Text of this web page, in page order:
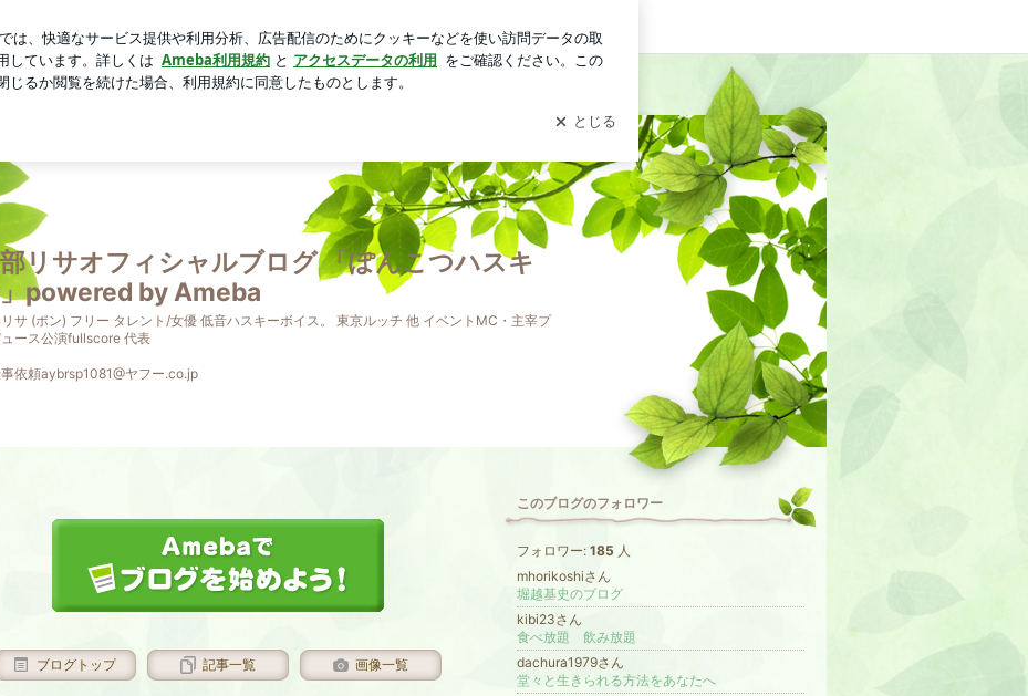
by Ameba
での購入品 ログイン
リサオフィシャルブログ 「ぽんこつハスキ
powered by Ameba
サ (ポン) フリー タレント/女優 低音ハスキーボイス。 東京ルッチ 他 イベントMC・主宰プ
ュース公演fullscore 代表
依頼aybrsp1081@ヤフー.co.jp
ブログトップ 記事一覧 画像一覧
このブログのフォロワー
フォロワー: 185 人
mhorikoshiさん
堀越基史のブログ
kibi23さん
食べ放題 飲み放題
dachura1979さん
堂々と生きられる方法をあなたへ